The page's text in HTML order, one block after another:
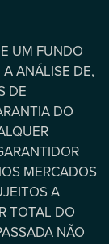
UM FUNDO
ANÁLISE DE,
DE
DO
MERCADOS
A
TOTAL DO
NÃO